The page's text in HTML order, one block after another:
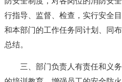
行指导、监督、检查，实行安全
和本部门的工作任务同计划、同
总结。
三、部门负责人有责任和义